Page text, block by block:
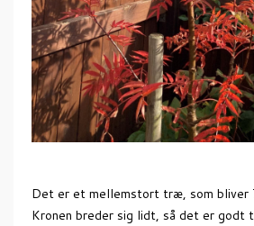
Det er et mellemstort træ, som
Kronen breder sig lidt, så det er godt